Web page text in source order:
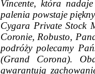
Vincente, która
palenia powstaje
Cygara Private Stock
Coronie, Robusto,
podróży polecamy
(Grand Corona).
gwarantują